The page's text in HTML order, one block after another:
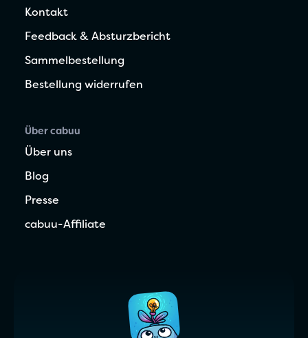
Kontakt
Feedback & Absturzbericht
Sammelbestellung
Bestellung widerrufen
Über cabuu
Über uns
Blog
Presse
cabuu-Affiliate